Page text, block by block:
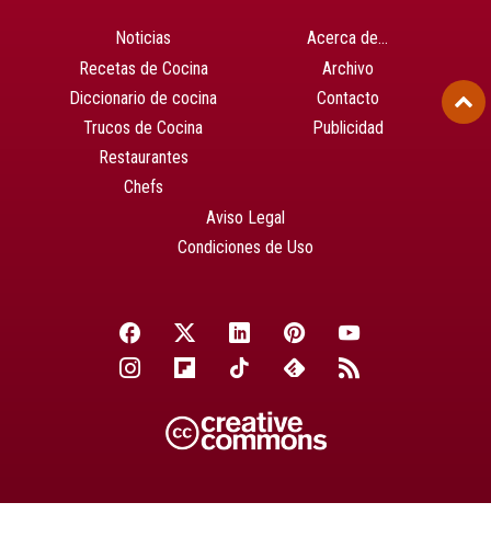
Noticias
Recetas de Cocina
Diccionario de cocina
Trucos de Cocina
Restaurantes
Chefs
Acerca de…
Archivo
Contacto
Publicidad
Aviso Legal
Condiciones de Uso